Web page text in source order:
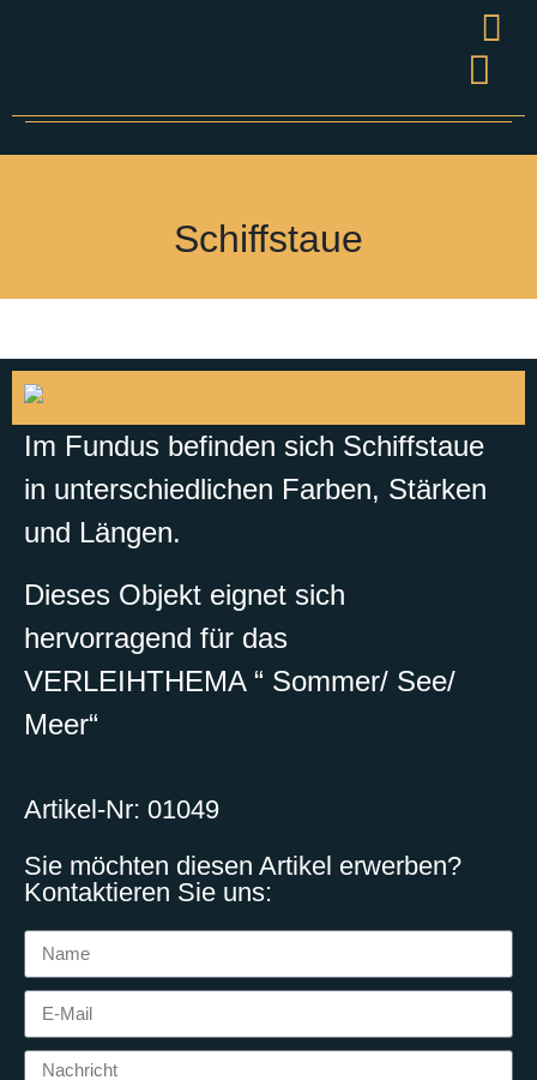
Schiffstaue
Im Fundus befinden sich Schiffstaue
in unterschiedlichen Farben, Stärken
und Längen.
Dieses Objekt eignet sich
hervorragend für das
VERLEIHTHEMA “ Sommer/ See/
Meer“
Artikel-Nr: 01049
Sie möchten diesen Artikel erwerben?
Kontaktieren Sie uns: